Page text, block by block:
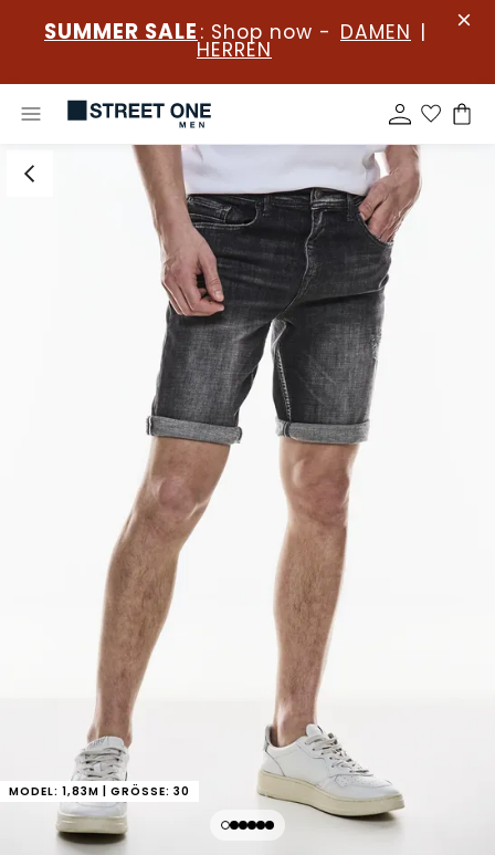
SUMMER SALE : Shop now - DAMEN |
HERREN
MODEL: 1,83M | GRÖSSE: 30